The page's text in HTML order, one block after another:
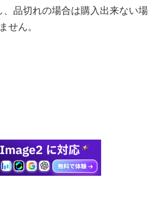
、品切れの場合は購入出来ない場
せん。